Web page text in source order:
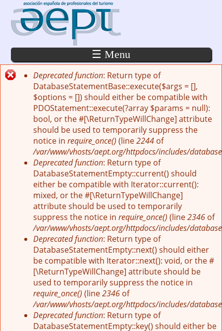
Pasar al contenido principal
☰ Menu
Mensaje de error
Deprecated function: Return type of
DatabaseStatementBase::execute($args = [],
$options = []) should either be compatible with
PDOStatement::execute(?array $params = null):
bool, or the #[\ReturnTypeWillChange] attribute
should be used to temporarily suppress the
notice in require_once() (line2244 of
/var/www/vhosts/aept.org/httpdocs/includes/
Deprecated function: Return type of
DatabaseStatementEmpty::current() should
either be compatible with Iterator::current():
mixed, or the #[\ReturnTypeWillChange]
attribute should be used to temporarily
suppress the notice in require_once() (line2346 of
/var/www/vhosts/aept.org/httpdocs/includes/
Deprecated function: Return type of
DatabaseStatementEmpty::next() should either
be compatible with Iterator::next(): void, or the #
[\ReturnTypeWillChange] attribute should be
used to temporarily suppress the notice in
require_once() (line2346 of
/var/www/vhosts/aept.org/httpdocs/includes/
Deprecated function: Return type of
DatabaseStatementEmpty::key() should either be